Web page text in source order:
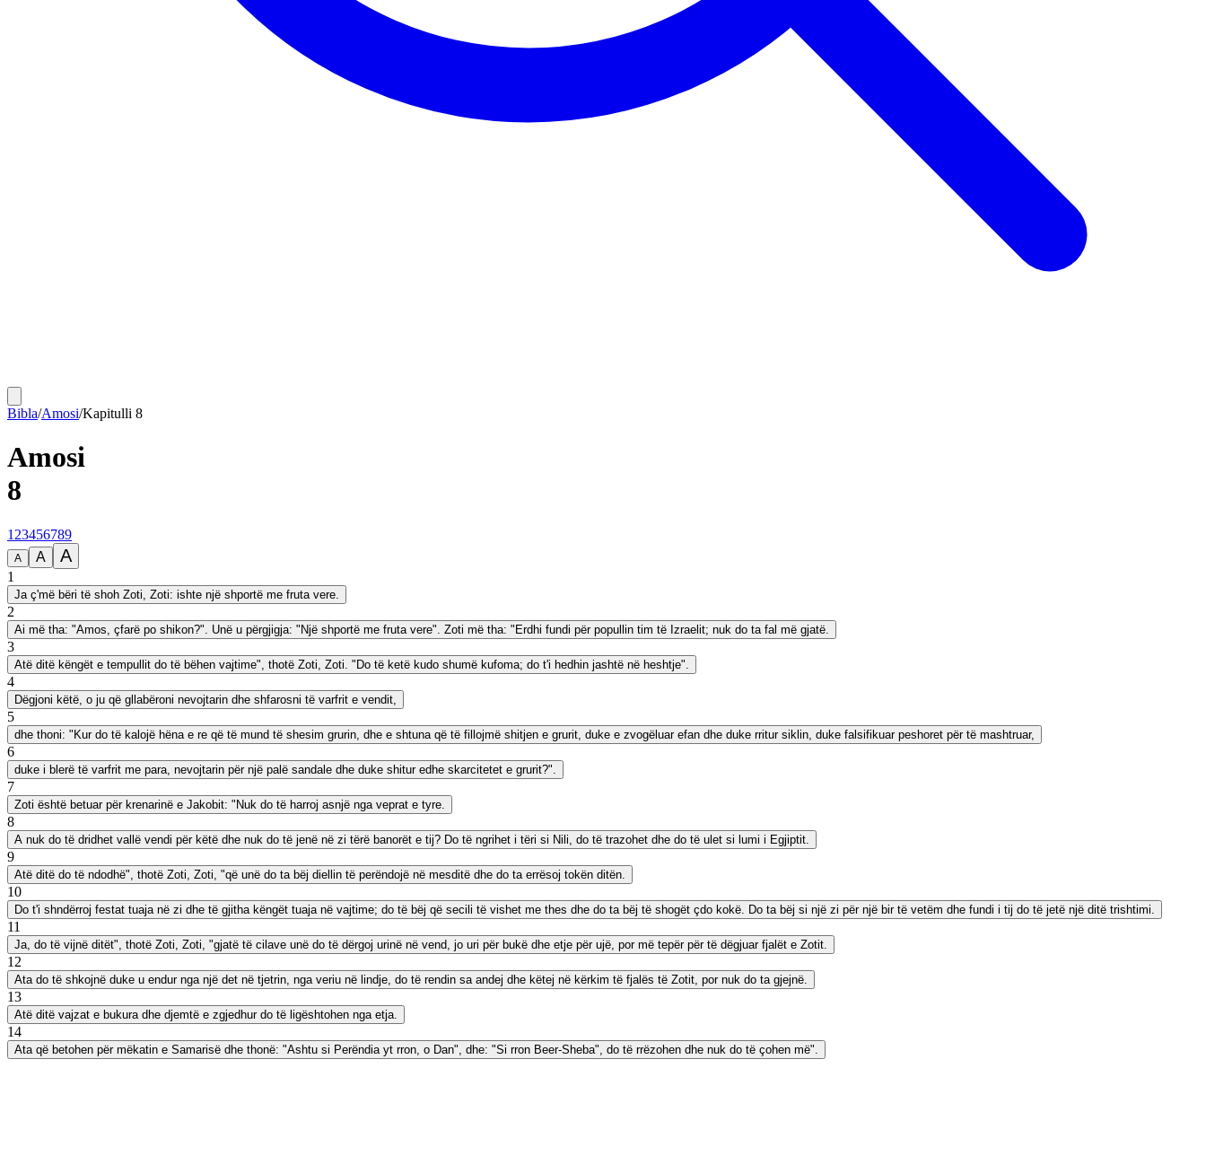
Bibla/Amosi/Kapitulli 8
Amosi
8
1 23456789
A A A
1
Ja ç'më bëri të shoh Zoti, Zoti: ishte një shportë me fruta vere.
2
Ai më tha: "Amos, çfarë po shikon?". Unë u përgjigja: "Një shportë me fruta vere". Zoti më tha: "Erdhi fundi për popullin tim të Izraelit; nuk do ta fal më gjatë.
3
Atë ditë këngët e tempullit do të bëhen vajtime", thotë Zoti, Zoti. "Do të ketë kudo shumë kufoma; do t'i hedhin jashtë në heshtje".
4
Dëgjoni këtë, o ju që gllabëroni nevojtarin dhe shfarosni të varfrit e vendit,
5
dhe thoni: "Kur do të kalojë hëna e re që të mund të shesim grurin, dhe e shtuna që të fillojmë shitjen e grurit, duke e zvogëluar efan dhe duke rritur siklin, duke falsifikuar peshoret për të mashtruar,
6
duke i blerë të varfrit me para, nevojtarin për një palë sandale dhe duke shitur edhe skarcitetet e grurit?".
7
Zoti është betuar për krenarinë e Jakobit: "Nuk do të harroj asnjë nga veprat e tyre.
8
A nuk do të dridhet vallë vendi për këtë dhe nuk do të jenë në zi tërë banorët e tij? Do të ngrihet i tëri si Nili, do të trazohet dhe do të ulet si lumi i Egjiptit.
9
Atë ditë do të ndodhë", thotë Zoti, Zoti, "që unë do ta bëj diellin të perëndojë në mesditë dhe do ta errësoj tokën ditën.
10
Do t'i shndërroj festat tuaja në zi dhe të gjitha këngët tuaja në vajtime; do të bëj që secili të vishet me thes dhe do ta bëj të shogët çdo kokë. Do ta bëj si një zi për një bir të vetëm dhe fundi i tij do të jetë një ditë trishtimi.
11
Ja, do të vijnë ditët", thotë Zoti, Zoti, "gjatë të cilave unë do të dërgoj urinë në vend, jo uri për bukë dhe etje për ujë, por më tepër për të dëgjuar fjalët e Zotit.
12
Ata do të shkojnë duke u endur nga një det në tjetrin, nga veriu në lindje, do të rendin sa andej dhe këtej në kërkim të fjalës të Zotit, por nuk do ta gjejnë.
13
Atë ditë vajzat e bukura dhe djemtë e zgjedhur do të ligështohen nga etja.
14
Ata që betohen për mëkatin e Samarisë dhe thonë: "Ashtu si Perëndia yt rron, o Dan", dhe: "Si rron Beer-Sheba", do të rrëzohen dhe nuk do të çohen më".